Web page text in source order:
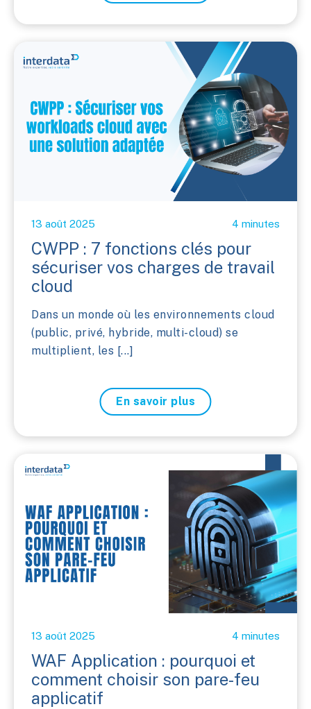
13 août 2025 4 minutes
CWPP : 7 fonctions clés pour
sécuriser vos charges de travail
cloud
Dans un monde où les environnements cloud
(public, privé, hybride, multi-cloud) se
multiplient, les [...]
En savoir plus
13 août 2025 4 minutes
WAF Application : pourquoi et
comment choisir son pare-feu
applicatif